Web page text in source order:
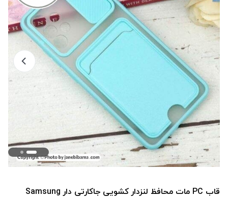
قاب PC مات محافظ لنزدار کشویی جاکارتی دار Samsung